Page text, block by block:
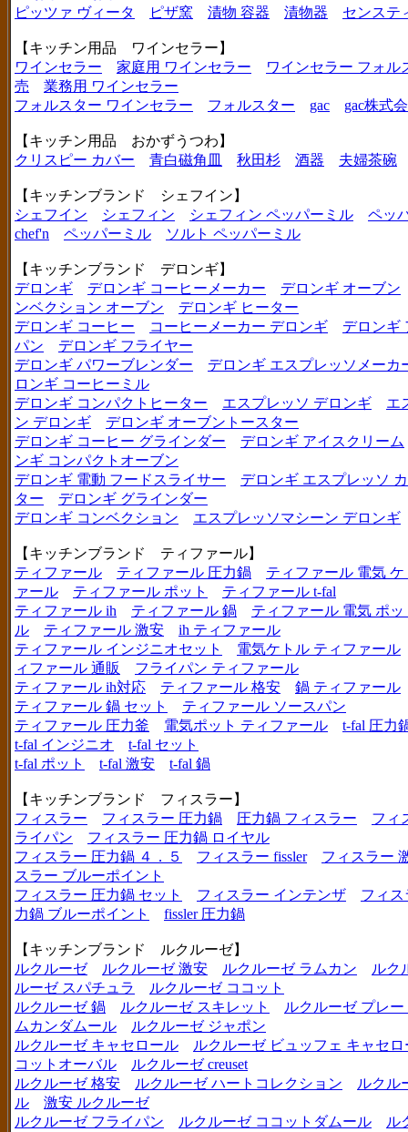
ピッツァ ヴィータ
ピザ窯 漬物 容器 漬物器 センステ
【キッチン用品 ワインセラー】
ワインセラー
家庭用 ワインセラー
ワインセラー フォル
売
業務用 ワインセラー
フォルスター ワインセラー
フォルスター gac gac株式
【キッチン用品 おかずうつわ】
クリスピー カバー
青白磁角皿 秋田杉 酒器 夫婦茶碗
【キッチンブランド シェフイン】
シェフイン
シェフィン シェフィン ペッパーミル
ペッ
chef'n
ペッパーミル ソルト ペッパーミル
【キッチンブランド デロンギ】
デロンギ
デロンギ コーヒーメーカー
デロンギ オーブン
ンベクション オーブン
デロンギ ヒーター
デロンギ コーヒー
コーヒーメーカー デロンギ
デロンギ
パン
デロンギ フライヤー
デロンギ パワーブレンダー
デロンギ エスプレッソメーカ
ロンギ コーヒーミル
デロンギ コンパクトヒーター
エスプレッソ デロンギ
エ
ン デロンギ
デロンギ オーブントースター
デロンギ コーヒー グラインダー
デロンギ アイスクリーム
ンギ コンパクトオーブン
デロンギ 電動 フードスライサー
デロンギ エスプレッソ
ター
デロンギ グラインダー
デロンギ コンベクション
エスプレッソマシーン デロンギ
【キッチンブランド ティファール】
ティファール
ティファール 圧力鍋
ティファール 電気 ケ
ァール
ティファール ポット
ティファール t-fal
ティファール ih
ティファール 鍋
ティファール 電気 ポッ
ル
ティファール 激安
ih ティファール
ティファール インジニオセット
電気ケトル ティファール
ィファール 通販
フライパン ティファール
ティファール ih対応
ティファール 格安
鍋 ティファール
ティファール 鍋 セット
ティファール ソースパン
ティファール 圧力釜
電気ポット ティファール
t-fal 圧力
t-fal インジニオ
t-fal セット
t-fal ポット
t-fal 激安 t-fal 鍋
【キッチンブランド フィスラー】
フィスラー
フィスラー 圧力鍋 圧力鍋 フィスラー
フィ
ライパン
フィスラー 圧力鍋 ロイヤル
フィスラー 圧力鍋 ４．５
フィスラー fissler
フィスラー
スラー ブルーポイント
フィスラー 圧力鍋 セット
フィスラー インテンザ
フィ
力鍋 ブルーポイント
fissler 圧力鍋
【キッチンブランド ルクルーゼ】
ルクルーゼ
ルクルーゼ 激安 ルクルーゼ ラムカン
ルク
ルーゼ スパチュラ
ルクルーゼ ココット
ルクルーゼ 鍋
ルクルーゼ スキレット
ルクルーゼ プレ
ムカンダムール
ルクルーゼ ジャポン
ルクルーゼ キャセロール
ルクルーゼ ビュッフェ キャセロ
コットオーバル
ルクルーゼ creuset
ルクルーゼ 格安
ルクルーゼ ハートコレクション
ルクル
ル
激安 ルクルーゼ
ルクルーゼ フライパン
ルクルーゼ ココットダムール
ル